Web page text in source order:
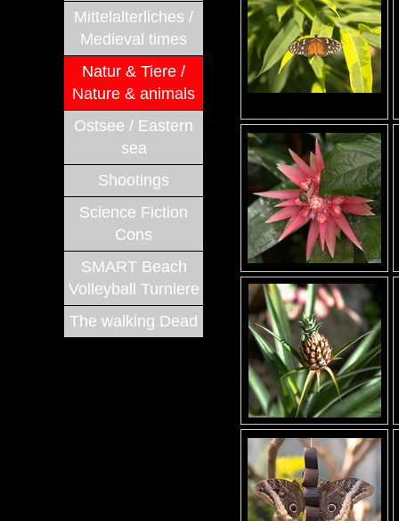
Mittelalterliches /
Medieval times
Natur & Tiere /
Nature & animals
Ostsee / Eastern
sea
Shootings
Science Fiction
Cons
SMART Beach
Volleyball Turniere
The walking Dead